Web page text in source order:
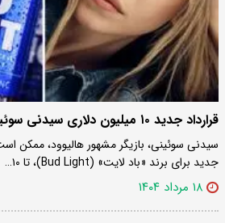
قرارداد جدید ۱۰ میلیون دلاری سیدنی سوئینی
سیدنی سوئینی، بازیگر مشهور هالیوود، ممکن
جدید برای برند «باد لایت» (Bud Light)، تا ۱۰…
۱۸ مرداد ۱۴۰۴